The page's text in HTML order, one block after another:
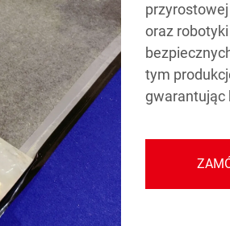
oraz
tym
gwarantując